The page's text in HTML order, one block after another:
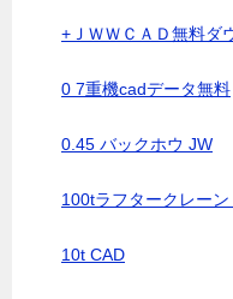
+ＪＷＷＣＡＤ無料ダ
0 7重機cadデータ無料
0.45 バックホウ JW
100tラフタークレーン
10t CAD